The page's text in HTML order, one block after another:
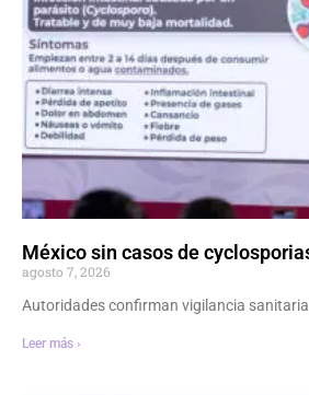
México sin casos de
agosto 7, 2026
Autoridades confirman vigilancia
Leer más ›